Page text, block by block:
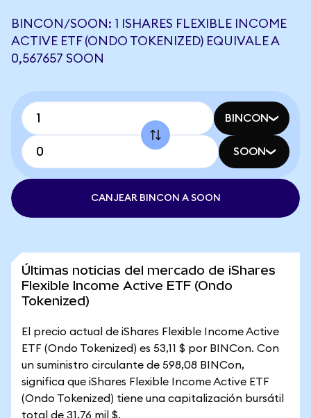
BINCON/SOON: 1 ISHARES FLEXIBLE INCOME
ACTIVE ETF (ONDO TOKENIZED) EQUIVALE A
0,567657 SOON
BINCON
SOON
CANJEAR BINCON A SOON
Últimas noticias del mercado de iShares
Flexible Income Active ETF (Ondo
Tokenized)
El precio actual de iShares Flexible Income Active
ETF (Ondo Tokenized) es 53,11 $ por BINCon. Con
un suministro circulante de 598,08 BINCon,
significa que iShares Flexible Income Active ETF
(Ondo Tokenized) tiene una capitalización bursátil
total de 31,76 mil $.